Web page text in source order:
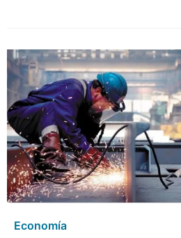
Economía